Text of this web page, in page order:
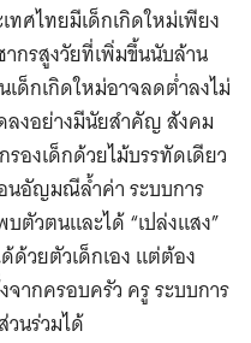
ศไทยมีเด็กเกิดใหม่เพียง
กรสูงวัยที่เพิ่มขึ้นนับล้าน
ด็กเกิดใหม่อาจลดต่ำลงไม่
ลงอย่างมีนัยสำคัญ สังคม
องเด็กด้วยไม้บรรทัดเดียว
นอัญมณีล้ำค่า ระบบการ
ตัวตนและได้ “เปล่งแสง”
ด้วยตัวเด็กเอง แต่ต้อง
ากครอบครัว ครู ระบบการ
นร่วมได้